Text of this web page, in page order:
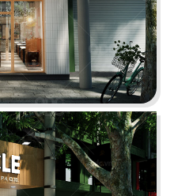
CÓ CHẤT"
văn hóa vỉa hè độc
phố, mang đến
cho thực khách